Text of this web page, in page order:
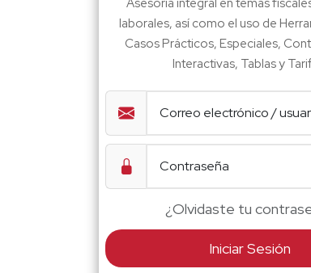
Asesoría integral en temas
laborales, así como el uso de
Casos Prácticos, Especiales,
Interactivas, Tablas y
¿Olvidaste tu
Iniciar Sesión